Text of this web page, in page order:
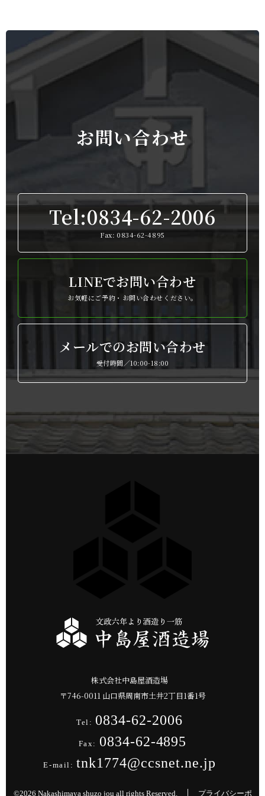
お問い合わせ
Tel:0834-62-2006
Fax: 0834-62-4895
LINEでお問い合わせ
お気軽にご予約・お問い合わせください。
メールでのお問い合わせ
受付時間／10:00-18:00
株式会社中島屋酒造場
〒746-0011 山口県周南市土井2丁目1番1号
Tel: 0834-62-2006
Fax: 0834-62-4895
E-mail: tnk1774@ccsnet.ne.jp
©2026 Nakashimaya shuzo jou all rights Reserved. │ プライバシーポ